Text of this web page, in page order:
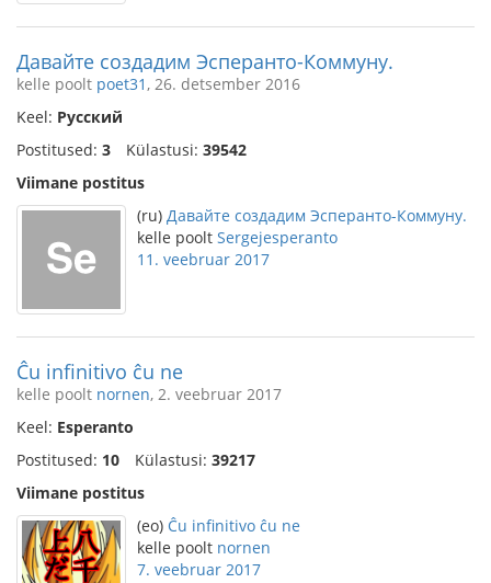
Давайте создадим Эсперанто-Коммуну.
kelle poolt poet31 , 26. detsember 2016
Keel: Русский
Postitused: 3 Külastusi: 39542
Viimane postitus
(ru) Давайте создадим Эсперанто-Коммуну.
kelle poolt Sergejesperanto
11. veebruar 2017
Ĉu infinitivo ĉu ne
kelle poolt nornen, 2. veebruar 2017
Keel: Esperanto
Postitused: 10 Külastusi: 39217
Viimane postitus
(eo) Ĉu infinitivo ĉu ne
kelle poolt nornen
7. veebruar 2017